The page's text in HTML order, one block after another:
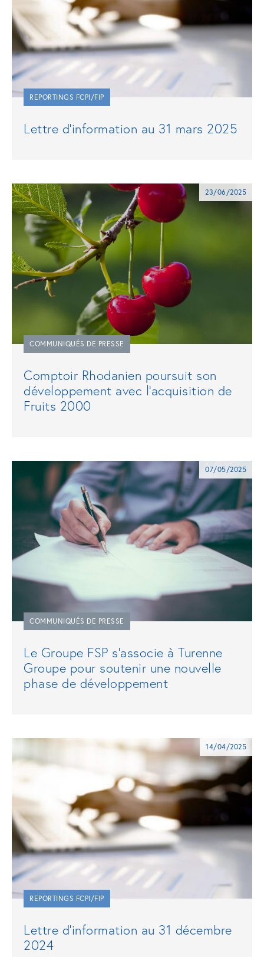
REPORTINGS FCPI/FIP
Lettre d’information au 31 mars 2025
23/06/2025
COMMUNIQUÉS DE PRESSE
Comptoir Rhodanien poursuit son
développement avec l'acquisition de
Fruits 2000
07/05/2025
COMMUNIQUÉS DE PRESSE
Le Groupe FSP s’associe à Turenne
Groupe pour soutenir une nouvelle
phase de développement
14/04/2025
REPORTINGS FCPI/FIP
Lettre d’information au 31 décembre
2024